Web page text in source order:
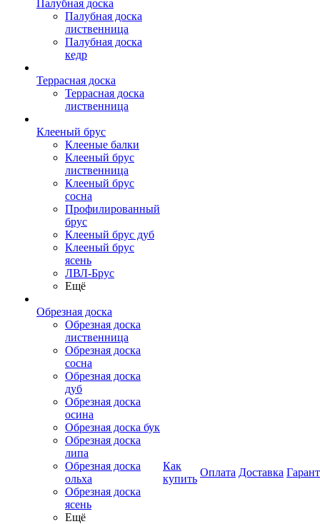
Палубная доска
Палубная доска
лиственница
Палубная доска
кедр
Террасная доска
Террасная доска
лиственница
Клееный брус
Клееные балки
Клееный брус
лиственница
Клееный брус
сосна
Профилированный
брус
Клееный брус дуб
Клееный брус
ясень
ЛВЛ-Брус
Ещё
Обрезная доска
Обрезная доска
лиственница
Обрезная доска
сосна
Обрезная доска
дуб
Обрезная доска
осина
Обрезная доска бук
Обрезная доска
липа
Обрезная доска
ольха
Обрезная доска
ясень
Ещё
Как
купить
Оплата Доставка